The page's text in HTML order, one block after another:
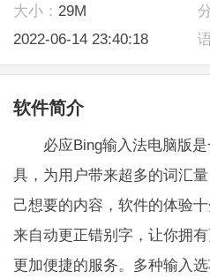
大小： 29M
2022-06-14 23:40:18
软件简介
必应Bing输入法电脑版是
具，为用户带来超多的词汇
己想要的内容，软件的体验
来自动更正错别字，让你拥
更加便捷的服务。多种输入